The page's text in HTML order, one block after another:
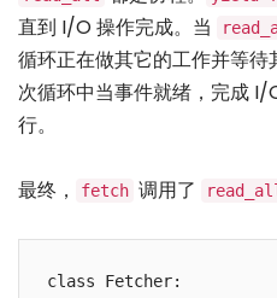
直到 I/O 操作完成。当
循环正在做其它的工作并等待
次循环中当事件就绪，完成 I/
行。
最终， fetch 调用了
class Fetcher: